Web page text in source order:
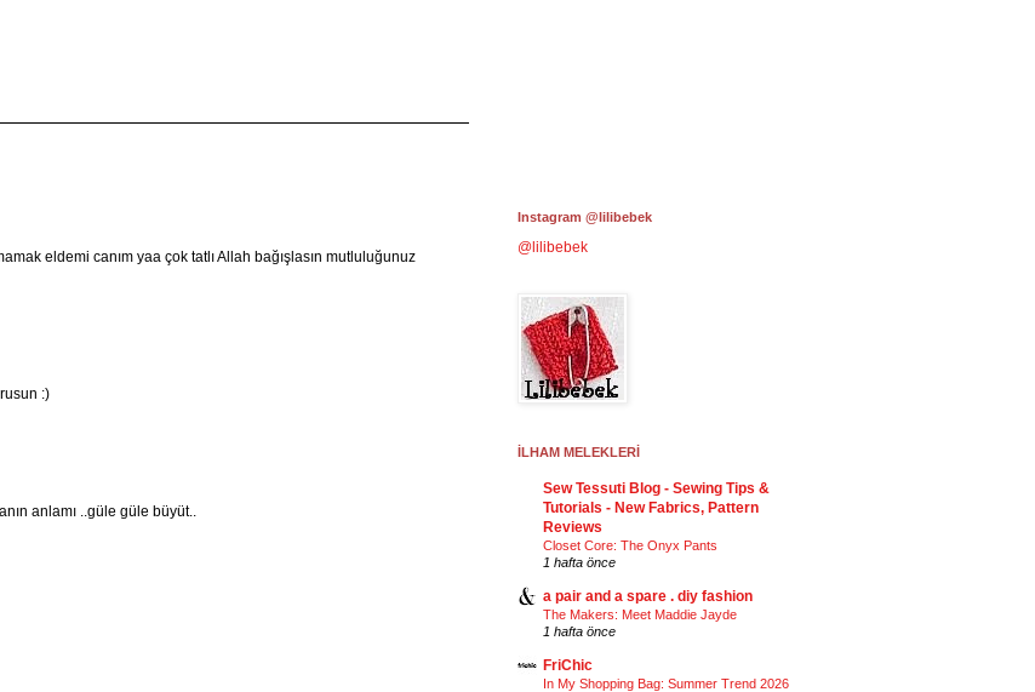
eldemi canım yaa çok tatlı Allah bağışlasın mutluluğunuz
:)
anlamı ..güle güle büyüt..
Instagram @lilibebek
@lilibebek
İLHAM MELEKLERİ
Sew Tessuti Blog - Sewing Tips &
Tutorials - New Fabrics, Pattern
Reviews
Closet Core: The Onyx Pants
1 hafta önce
a pair and a spare . diy fashion
The Makers: Meet Maddie Jayde
1 hafta önce
FriChic
In My Shopping Bag: Summer Trend 2026